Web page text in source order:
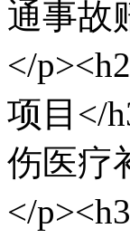
通事故
</
项目</
伤医疗
</